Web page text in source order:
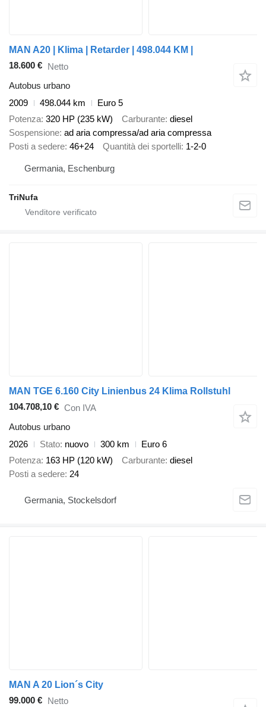
MAN A20 | Klima | Retarder | 498.044 KM |
18.600 € Netto
Autobus urbano
2009
498.044 km
Euro 5
Potenza 320 HP (235 kW) Carburante diesel
Sospensione ad aria compressa/ad aria compressa
Posti a sedere 46+24 Quantità dei sportelli 1-2-0
Germania, Eschenburg
TriNufa
MAN TGE 6.160 City Linienbus 24 Klima Rollstuhl
104.708,10 € Con IVA
Autobus urbano
2026
Stato nuovo 300 km
Euro 6
Potenza 163 HP (120 kW) Carburante diesel
Posti a sedere 24
Germania, Stockelsdorf
MAN A 20 Lion´s City
99.000 € Netto